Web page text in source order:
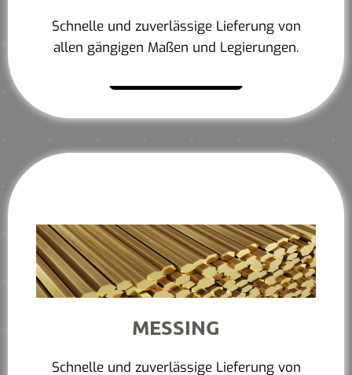
Schnelle und zuverlässige Lieferung von
allen gängigen Maßen und Legierungen.
MESSING
Schnelle und zuverlässige Lieferung von